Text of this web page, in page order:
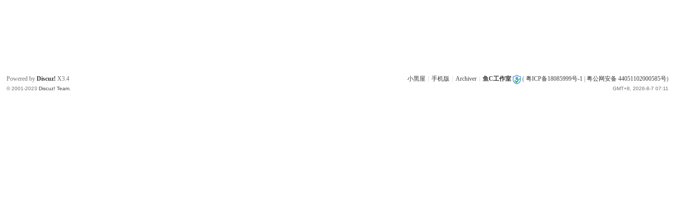
小黑屋 手机版 Archiver 鱼C工作室 ( 粤ICP备18085999号-1 粤公网安备 44051102000585号)
GMT+8, 2026-8-7 07:11
Powered byDiscuz! X3.4
© 2001-2023Discuz! Team